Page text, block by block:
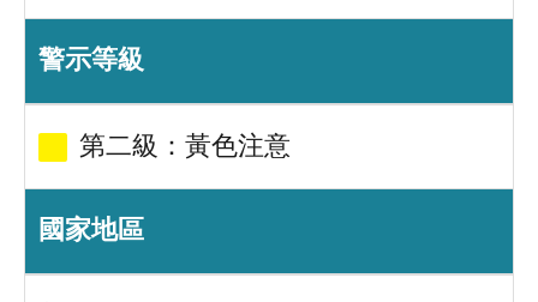
警示等級
第二級：黃色注意
國家地區